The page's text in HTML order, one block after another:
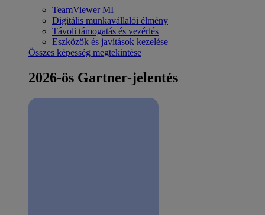
TeamViewer MI
Digitális munkavállalói élmény
Távoli támogatás és vezérlés
Eszközök és javítások kezelése
Összes képesség megtekintése
2026-ös Gartner-jelentés